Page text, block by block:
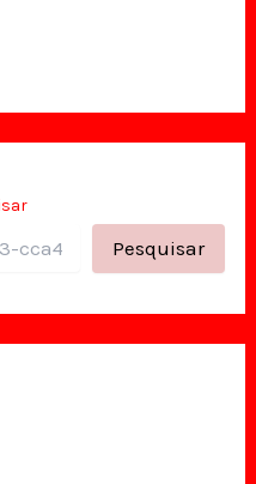
Pesquisar